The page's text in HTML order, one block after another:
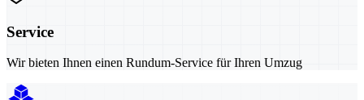
Service
Wir bieten Ihnen einen Rundum-Service für Ihren Umzug